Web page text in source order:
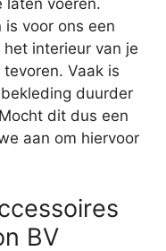
voor ons een
interieur van je
Vaak is
duurder
dit dus een
aan om hiervoor
BV